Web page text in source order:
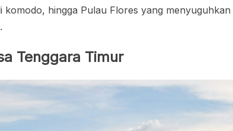
hingga Pulau Flores yang menyuguhkan
.
Tenggara Timur